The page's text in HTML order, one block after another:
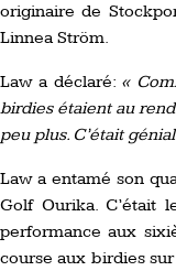
originaire de
Linnea Ström.
Law a déclaré: «
birdies étaient au
peu plus. C’était
Law a entamé son
Golf Ourika. C’était
performance aux
course aux birdies